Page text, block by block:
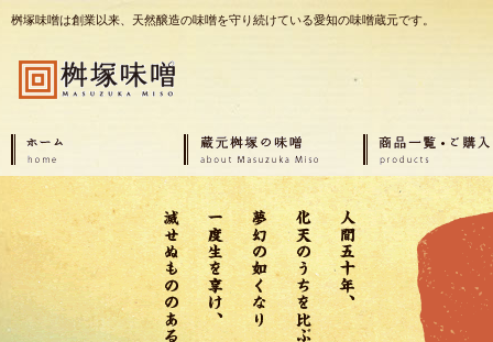
桝塚味噌は創業以来、天然醸造の味噌を守り続けている愛知の味噌蔵元です。